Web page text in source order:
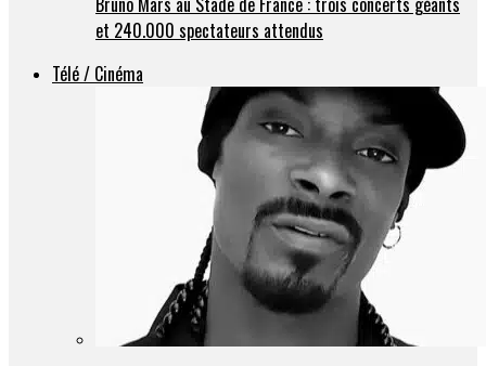
et 240.000 spectateurs attendus
Télé / Cinéma